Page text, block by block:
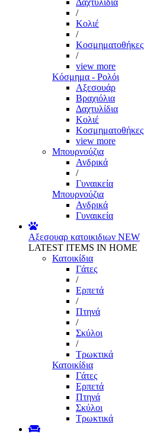
Δαχτυλίδια
/
Κολιέ
/
Κοσμηματοθήκες
/
view more
Κόσμημα - Ρολόι
Αξεσουάρ
Βραχιόλια
Δαχτυλίδια
Κολιέ
Κοσμηματοθήκες
view more
Μπουρνούζια
Ανδρικά
/
Γυναικεία
Μπουρνούζια
Ανδρικά
Γυναικεία
Αξεσουαρ κατοικιδιων NEW
LATEST ITEMS IN HOME
Κατοικίδια
Γάτες
/
Ερπετά
/
Πτηνά
/
Σκύλοι
/
Τρωκτικά
Κατοικίδια
Γάτες
Ερπετά
Πτηνά
Σκύλοι
Τρωκτικά